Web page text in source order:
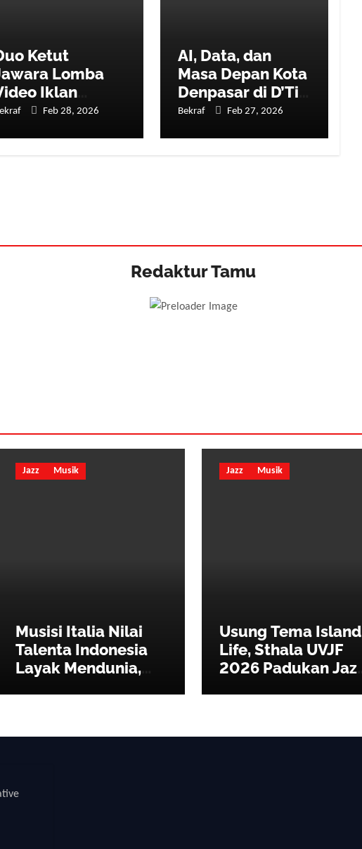
Ketut
Lomba
Iklan
Feb 28, 2026
AI, Data, dan
Masa Depan Kota
Denpasar di D’Tik
Festival 2026
Bekraf Feb 27, 2026
Redaktur Tamu
Jazz Musik
Musisi Italia Nilai
Talenta Indonesia
Layak Mendunia,
Jazz Musik
Usung Tema Island
Life, Sthala UVJF
2026 Padukan Jazz,